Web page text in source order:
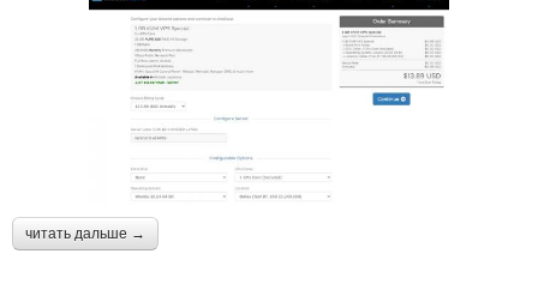
читать дальше →